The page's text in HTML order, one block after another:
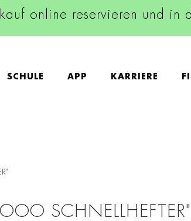
online reservieren und in
SCHULE APP KARRIERE
SCHNELLHEFTER"